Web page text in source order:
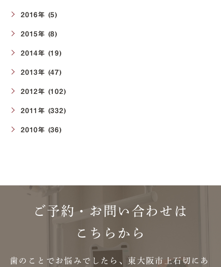
2016年 (5)
2015年 (8)
2014年 (19)
2013年 (47)
2012年 (102)
2011年 (332)
2010年 (36)
ご予約・お問い合わせは
こちらから
歯のことでお悩みでしたら、東大阪市上石切にあ